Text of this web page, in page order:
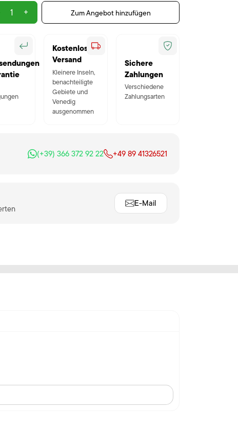
+ Zum Angebot hinzufügen
Kostenloser
Versand
Kleinere Inseln,
benachteiligte
Gebiete und
Venedig
ausgenommen
Sichere
Zahlungen
Verschiedene
Zahlungsarten
(+39) 366 372 92 22 +49 89 41326521
E-Mail